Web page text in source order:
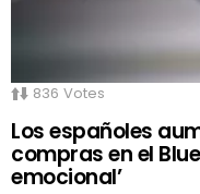
836 Votes
Los españoles
compras en el
emocional’